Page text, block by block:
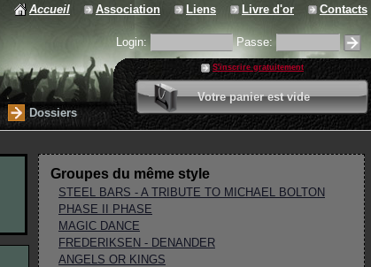
Accueil Association Liens Livre d'or Contacts
Login: Passe:
S'inscrire gratuitement
Votre panier est vide
0 article
Valider votre panier
Dossiers
Groupes du même style
STEEL BARS - A TRIBUTE TO MICHAEL BOLTON
PHASE II PHASE
MAGIC DANCE
FREDERIKSEN - DENANDER
ANGELS OR KINGS